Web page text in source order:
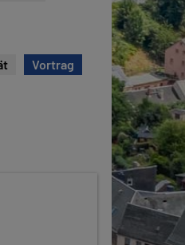
Vortrag